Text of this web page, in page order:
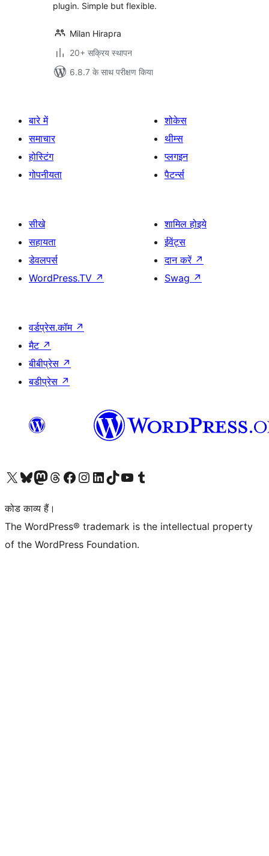
plugin. Simple but flexible.
Milan Hirapra
20+ सक्रिय स्थापन
6.8.7 के साथ परीक्षण किया
बारे में
समाचार
होस्टिंग
गोपनीयता
शोकेस
थीम्स
प्लगइन
पैटर्न्स
सीखे
सहायता
डेवलपर्स
WordPress.TV ↗
शामिल होइये
ईवेंट्स
दान करें ↗
Swag ↗
वर्डप्रेस.कॉम ↗
मैट ↗
बीबीप्रेस ↗
बडीप्रेस ↗
Visit our X (formerly Twitter) account
हमारे बलुस्की खाते पर जाएँVisit our Mastodon account
हमारे थ्रेड्स अकाउंट पर जाएंहमारे फेसबुक पेज पर जाएँहमारे इंस्टाग्राम अकाउंट पर जाएंहमारे लिंक्डइन खाते पर जाएँहमारे टिकटॉक खाते पर जाएँहमारे यूट्यूब चैनल पर जाएंहमारे Tumblr खाते पर जाएँ
कोड काव्य हैं।
The WordPress® trademark is the intellectual property
of the WordPress Foundation.